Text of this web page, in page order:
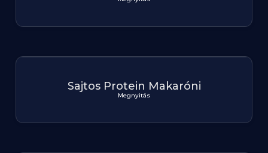
Sajtos Protein Makaróni
Megnyitás